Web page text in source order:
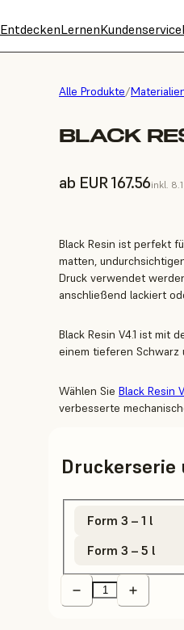
EntdeckenLernenKundenservice
Alle Produkte/
BLACK
ab EUR 167.56inkl.
Black Resin ist perfekt
matten,
Druck verwendet
anschließend lackiert
Black Resin V4.1 ist mit
einem tieferen Schwarz
Wählen Sie Black Resin
verbesserte
Druckerserie
Form 3 – 1 l
Form 3 – 5 l